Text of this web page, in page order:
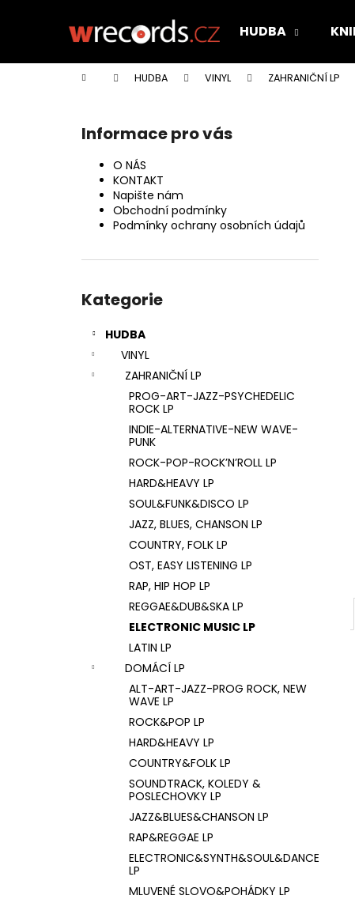
HUDBA
Domů HUDBA VINYL ZAHRANIČNÍ LP
Informace pro vás
O NÁS
KONTAKT
Napište nám
Obchodní podmínky
Podmínky ochrany osobních údajů
kategorie
Kategorie
HUDBA
VINYL
ZAHRANIČNÍ LP
PROG-ART-JAZZ-PSYCHEDELIC
ROCK LP
INDIE-ALTERNATIVE-NEW WAVE-
PUNK
ROCK-POP-ROCK’N’ROLL LP
HARD&HEAVY LP
SOUL&FUNK&DISCO LP
JAZZ, BLUES, CHANSON LP
COUNTRY, FOLK LP
OST, EASY LISTENING LP
RAP, HIP HOP LP
REGGAE&DUB&SKA LP
ELECTRONIC MUSIC LP
LATIN LP
DOMÁCÍ LP
ALT-ART-JAZZ-PROG ROCK, NEW
WAVE LP
ROCK&POP LP
HARD&HEAVY LP
COUNTRY&FOLK LP
SOUNDTRACK, KOLEDY &
POSLECHOVKY LP
JAZZ&BLUES&CHANSON LP
RAP&REGGAE LP
ELECTRONIC&SYNTH&SOUL&DANCE
LP
MLUVENÉ SLOVO&POHÁDKY LP
í
Zpět
do
Zpět
do
U2 – THE JOSHUA TREE LP
1 290 Kč